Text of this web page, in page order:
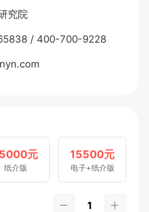
究院
/ 400-700-9228
元
纸介版
15500元
电子+纸介版